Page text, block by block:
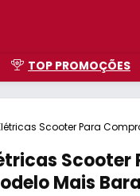
TOP PROMOÇÕES
Scooter Para
Scooter
Mais